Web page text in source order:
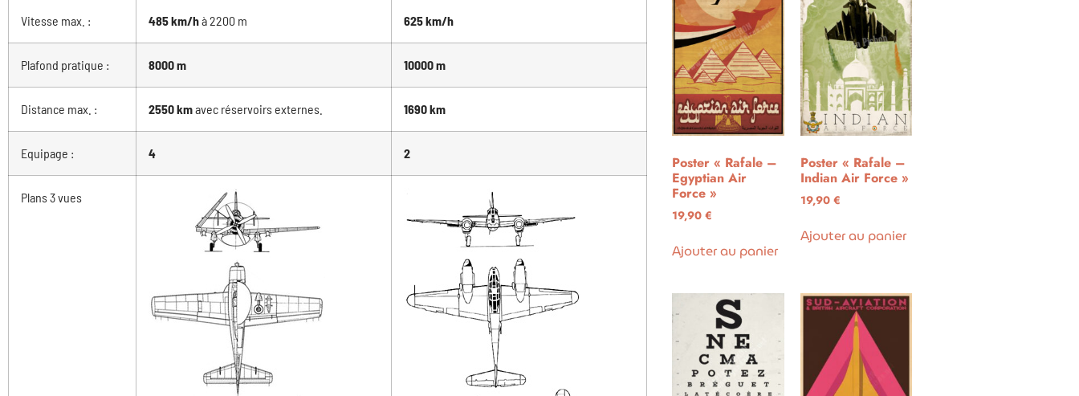
Vitesse max. : 485 km/hà 2200 m 625 km/h
Plafond pratique : 8000 m 10000 m
Distance max. : 2550 kmavec réservoirs externes. 1690 km
Equipage : 4 2
Plans 3 vues
Poster « Rafale –
Egyptian Air
Force »
19,90 €
Ajouter au panier
Poster « Rafale –
Indian Air Force »
19,90 €
Ajouter au panier